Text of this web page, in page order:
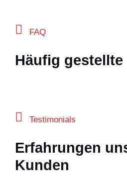
FAQ
Häufig gestellte
Testimonials
Erfahrungen
Kunden